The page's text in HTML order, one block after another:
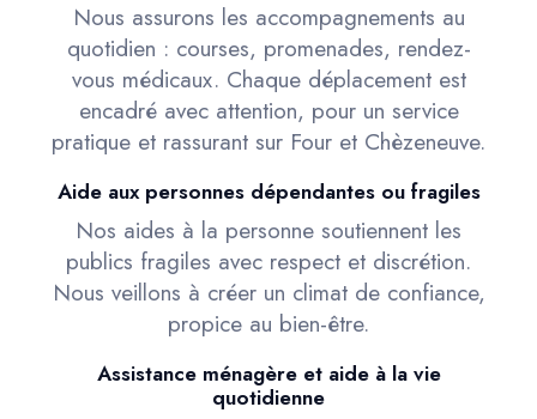
Nous assurons les accompagnements au
quotidien : courses, promenades, rendez-
vous médicaux. Chaque déplacement est
encadré avec attention, pour un service
pratique et rassurant sur Four et Chèzeneuve.
Aide aux personnes dépendantes ou fragiles
Nos aides à la personne soutiennent les
publics fragiles avec respect et discrétion.
Nous veillons à créer un climat de confiance,
propice au bien-être.
Assistance ménagère et aide à la vie
quotidienne